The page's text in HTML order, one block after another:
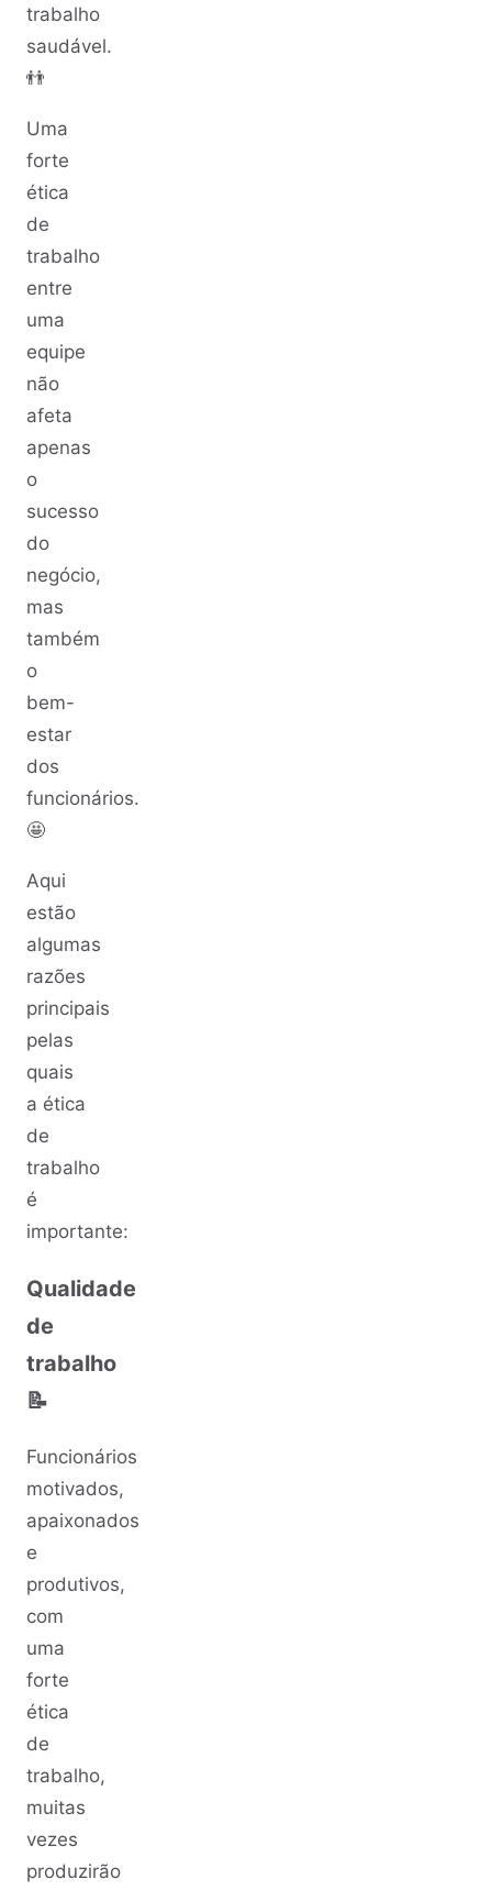
trabalho
saudável.
👬
Uma
forte
ética
de
trabalho
entre
uma
equipe
não
afeta
apenas
o
sucesso
do
negócio,
mas
também
o
bem-
estar
dos
funcionários.
🤩
Aqui
estão
algumas
razões
principais
pelas
quais
a ética
de
trabalho
é
importante:
Qualidade
de
trabalho
📝
Funcionários
motivados,
apaixonados
e
produtivos,
com
uma
forte
ética
de
trabalho,
muitas
vezes
produzirão